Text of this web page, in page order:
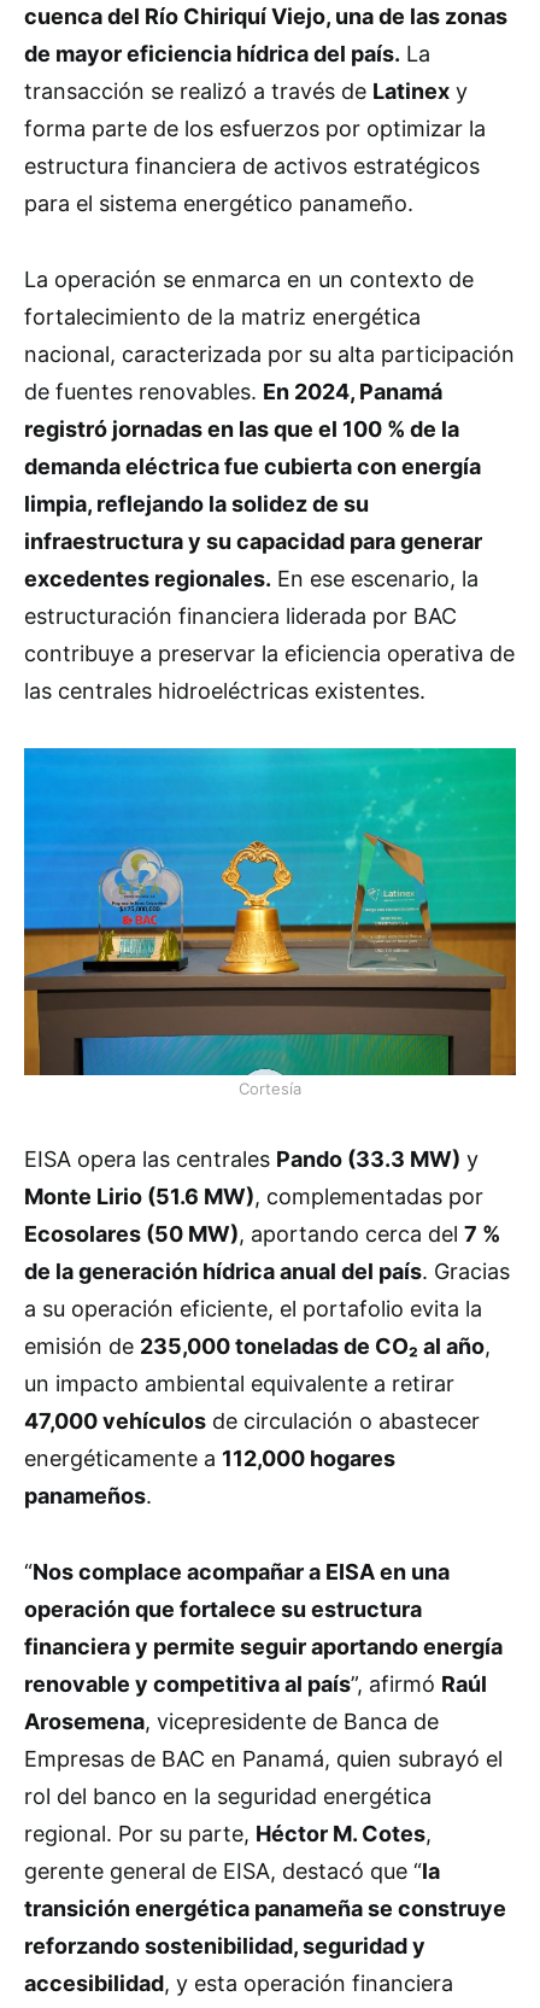
cuenca del Río Chiriquí Viejo, una de las zonas
de mayor eficiencia hídrica del país. La
transacción se realizó a través de Latinex y
forma parte de los esfuerzos por optimizar la
estructura financiera de activos estratégicos
para el sistema energético panameño.
La operación se enmarca en un contexto de
fortalecimiento de la matriz energética
nacional, caracterizada por su alta participación
de fuentes renovables. En 2024, Panamá
registró jornadas en las que el 100 % de la
demanda eléctrica fue cubierta con energía
limpia, reflejando la solidez de su
infraestructura y su capacidad para generar
excedentes regionales. En ese escenario, la
estructuración financiera liderada por BAC
contribuye a preservar la eficiencia operativa de
las centrales hidroeléctricas existentes.
Cortesía
EISA opera las centrales Pando (33.3 MW) y
Monte Lirio (51.6 MW), complementadas por
Ecosolares (50 MW), aportando cerca del 7 %
de la generación hídrica anual del país. Gracias
a su operación eficiente, el portafolio evita la
emisión de 235,000 toneladas de CO₂ al año,
un impacto ambiental equivalente a retirar
47,000 vehículos de circulación o abastecer
energéticamente a 112,000 hogares
panameños.
“Nos complace acompañar a EISA en una
operación que fortalece su estructura
financiera y permite seguir aportando energía
renovable y competitiva al país”, afirmó Raúl
Arosemena, vicepresidente de Banca de
Empresas de BAC en Panamá, quien subrayó el
rol del banco en la seguridad energética
regional. Por su parte, Héctor M. Cotes,
gerente general de EISA, destacó que “la
transición energética panameña se construye
reforzando sostenibilidad, seguridad y
accesibilidad, y esta operación financiera